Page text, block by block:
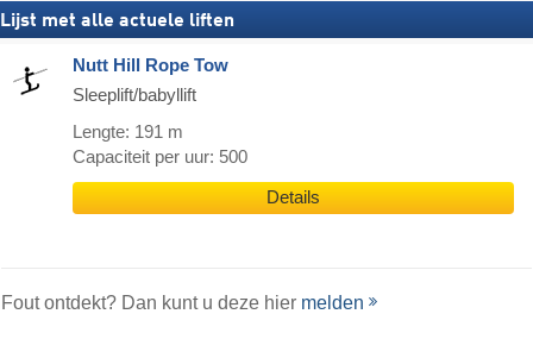
Lijst met alle actuele liften
Nutt Hill Rope Tow
Sleeplift/babyllift
Lengte: 191 m
Capaciteit per uur: 500
Details
Fout ontdekt? Dan kunt u deze hier melden